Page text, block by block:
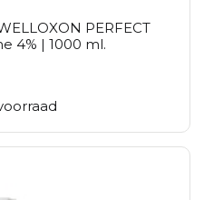
PERFECT
4% | 1000 ml.